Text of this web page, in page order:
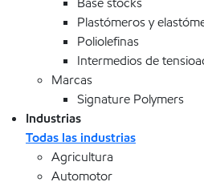
Plastómeros y
Poliolefinas
Intermedios de
Marcas
Signature Polymers
Industrias
Todas las industrias
Agricultura
Automotor